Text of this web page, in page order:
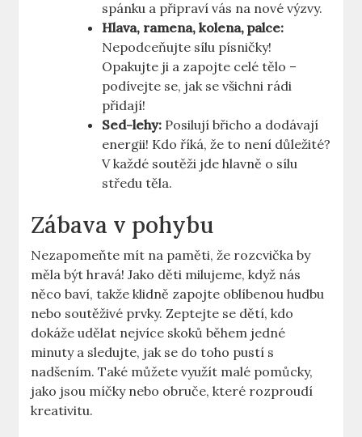
spánku a připraví vás na nové výzvy.
Hlava, ramena, kolena, palce:
Nepodceňujte sílu písničky!
Opakujte ji a zapojte celé tělo –
podívejte se, jak se všichni rádi
přidají!
Sed-lehy: Posilují břicho a dodávají
energii! Kdo říká, že to není důležité?
V každé soutěži jde hlavně o sílu
středu těla.
Zábava v pohybu
Nezapomeňte mít na paměti, že rozcvička by
měla být hravá! Jako děti milujeme, když nás
něco baví, takže klidně zapojte oblíbenou hudbu
nebo soutěživé prvky. Zeptejte se dětí, kdo
dokáže udělat nejvíce skoků během jedné
minuty a sledujte, jak se do toho pustí s
nadšením. Také můžete využít malé pomůcky,
jako jsou míčky nebo obruče, které rozproudí
kreativitu.